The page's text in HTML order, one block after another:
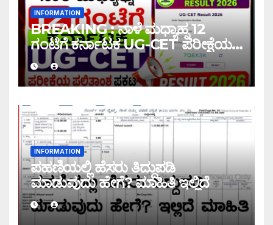
INFORMATION
BREAKING : ನಾಳೆ ಮಧ್ಯಾಹ್ನ 12
ಗಂಟೆಗೆ ಕರ್ನಾಟಕ UG-CET ಪರೀಕ್ಷೆಯ
ಫಲಿತಾಂಶ ಪ್ರಕಟ |UG-CET Result
2026
INFORMATION
ಪಹಣಿಯಲ್ಲಿ ಹೆಸರು ತಿದ್ದುಪಡಿ
ಮಾಡುವುದು ಹೇಗೆ? ಮಾಹಿತಿ ಇಲ್ಲಿದೆ